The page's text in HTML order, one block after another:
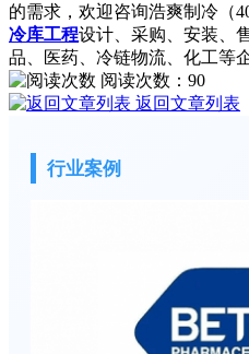
的需求，欢迎咨询浩爽制冷（
冷库工程设计、采购、安装、
品、医药、冷链物流、化工等
阅读次数： 90
返回文章列表
行业案例